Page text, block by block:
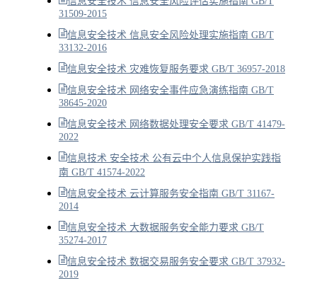
31509-2015
信息安全技术 信息安全风险处理实施指南 GB/T
33132-2016
信息安全技术 灾难恢复服务要求 GB/T 36957-2018
信息安全技术 网络安全事件应急演练指南 GB/T
38645-2020
信息安全技术 网络数据处理安全要求 GB/T 41479-
2022
信息技术 安全技术 公有云中个人信息保护实践指
南 GB/T 41574-2022
信息安全技术 云计算服务安全指南 GB/T 31167-
2014
信息安全技术 大数据服务安全能力要求 GB/T
35274-2017
信息安全技术 数据交易服务安全要求 GB/T 37932-
2019